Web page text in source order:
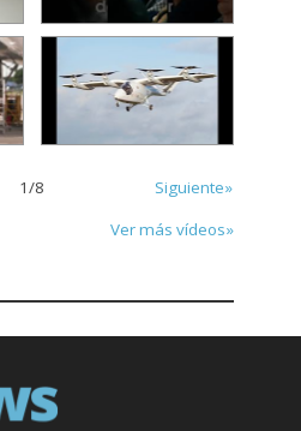
1/8
Siguiente»
Ver más vídeos»